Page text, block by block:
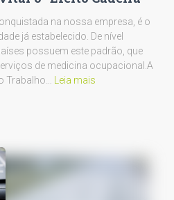
na nossa empresa, é o
já estabelecido. De nível
possuem este padrão, que
de medicina ocupacional.A
Trabalho…
Leia mais